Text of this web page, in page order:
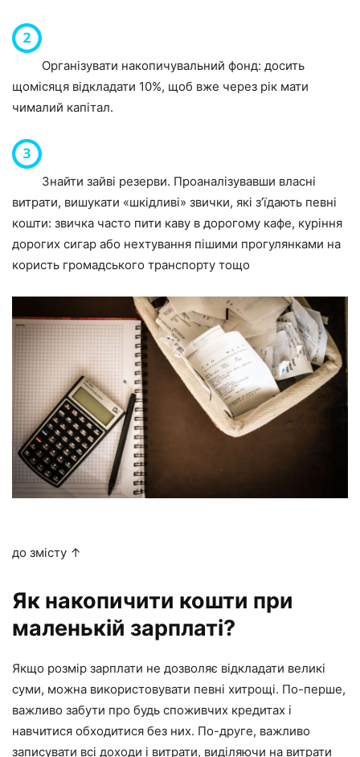
Організувати накопичувальний фонд: досить
щомісяця відкладати 10%, щоб вже через рік мати
чималий капітал.
Знайти зайві резерви. Проаналізувавши власні
витрати, вишукати «шкідливі» звички, які з’їдають певні
кошти: звичка часто пити каву в дорогому кафе, куріння
дорогих сигар або нехтування пішими прогулянками на
користь громадського транспорту тощо
до змісту ↑
Як накопичити кошти при
маленькій зарплаті?
Якщо розмір зарплати не дозволяє відкладати великі
суми, можна використовувати певні хитрощі. По-перше,
важливо забути про будь споживчих кредитах і
навчитися обходитися без них. По-друге, важливо
записувати всі доходи і витрати, виділяючи на витрати